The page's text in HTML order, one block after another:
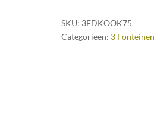
SKU: 3FDKOOK75
Categorieën: 3 Fonteinen